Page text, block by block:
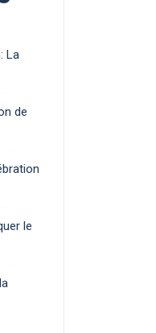
La
de
le